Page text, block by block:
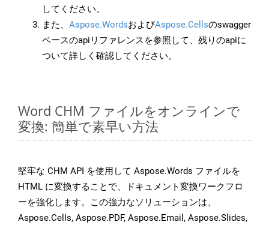
してください。
また、 Aspose.WordsおよびAspose.Cellsのswagger
ベースのapiリファレンスを参照して、残りのapiに
ついて詳しく確認してください。
Word CHM ファイルをオンラインで
変換: 簡単で素早い方法
堅牢な CHM API を使用して Aspose.Words ファイルを
HTML に変換することで、ドキュメント変換ワークフロ
ーを強化します。この強力なソリューションは、
Aspose.Cells, Aspose.PDF, Aspose.Email, Aspose.Slides,